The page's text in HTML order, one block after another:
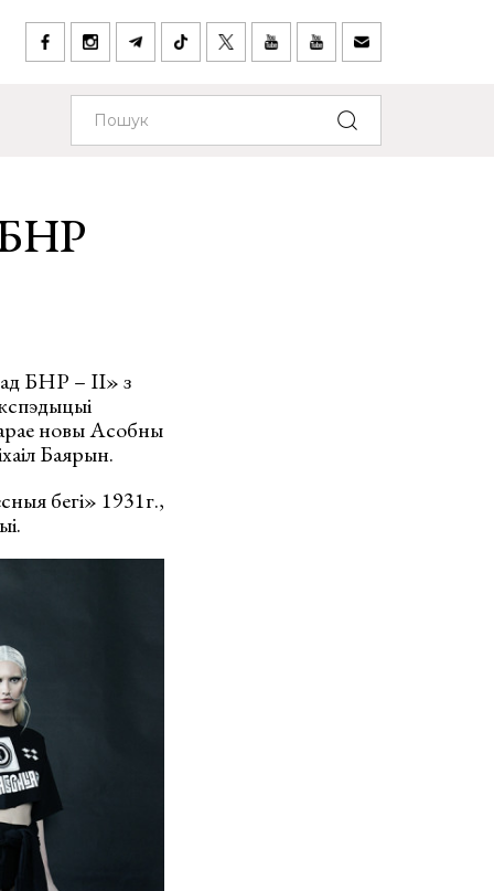
БНР
БНР – ІІ» з
новы Асобны
Баярын.
бегі» 1931г.,